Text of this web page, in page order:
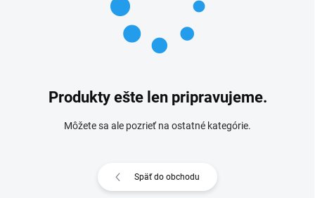
Produkty ešte len pripravujeme.
Môžete sa ale pozrieť na ostatné kategórie.
Späť do obchodu